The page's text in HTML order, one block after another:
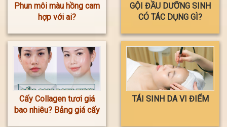
Phun môi màu hồng cam
hợp với ai?
GỘI ĐẦU DƯỠNG SINH
CÓ TÁC DỤNG GÌ?
Cấy Collagen tươi giá
bao nhiêu? Bảng giá cấy
TÁI SINH DA VI ĐIỂM